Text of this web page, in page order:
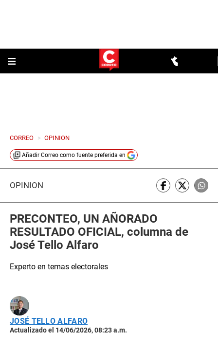
CORREO > OPINION
Añadir Correo como fuente preferida en
OPINIÓN
PRECONTEO, UN AÑORADO
RESULTADO OFICIAL, columna de
José Tello Alfaro
Experto en temas electorales
JOSÉ TELLO ALFARO
Actualizado el 14/06/2026, 08:23 a.m.